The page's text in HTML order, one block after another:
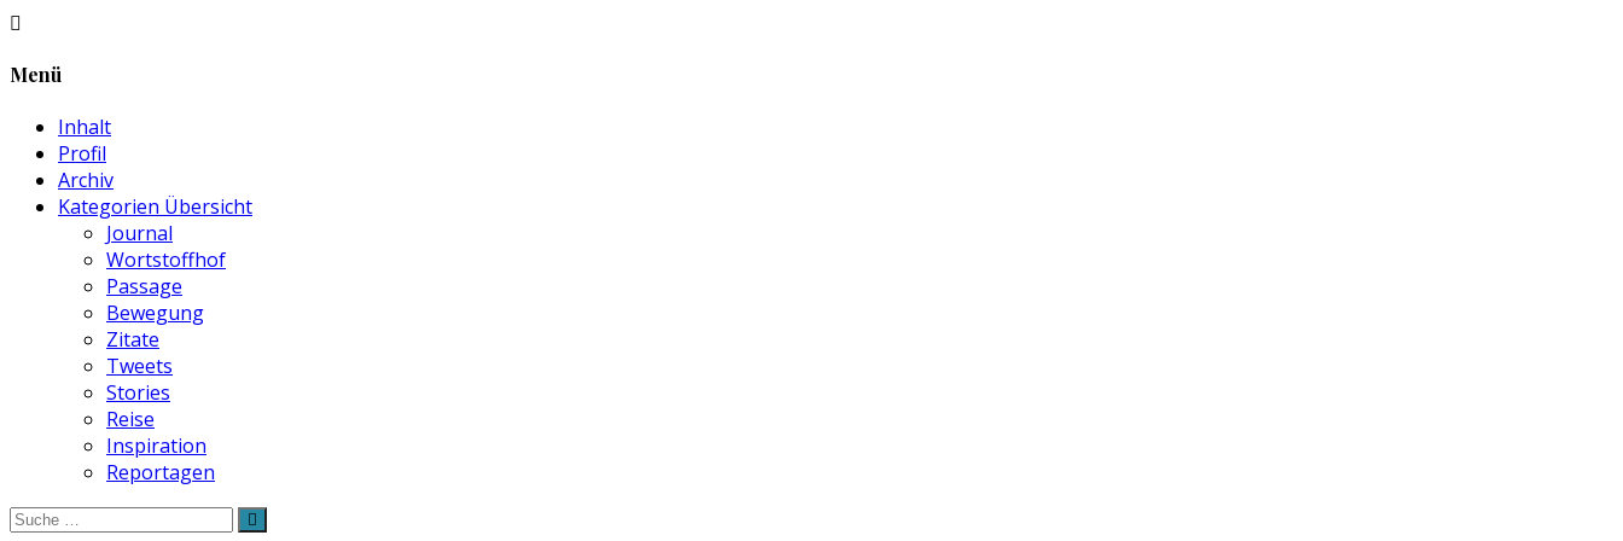
Menü
Inhalt
Profil
Archiv
Kategorien Übersicht
Journal
Wortstoffhof
Passage
Bewegung
Zitate
Tweets
Stories
Reise
Inspiration
Reportagen
Suche